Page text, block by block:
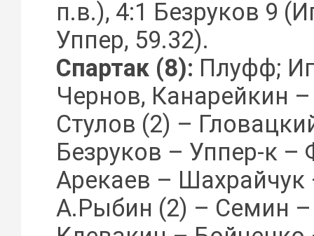
п.в.), 4:1 Безруков 9
Уппер, 59.32).
Спартак (8): Плуфф;
Чернов, Канарейкин
Стулов (2) –
Безруков – Уппер-к –
Арекаев – Шахрайчук
А.Рыбин (2) – Семин